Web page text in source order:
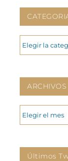
ARCHIVOS
ARCHIVOS
Últimos